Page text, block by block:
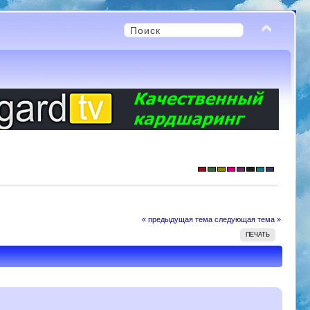
« предыдущая тема следующая тема »
ПЕЧАТЬ